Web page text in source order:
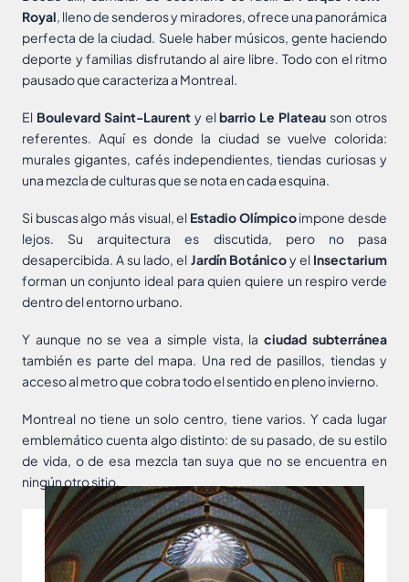
Royal, lleno de senderos y miradores, ofrece una panorámica
perfecta de la ciudad. Suele haber músicos, gente haciendo
deporte y familias disfrutando al aire libre. Todo con el ritmo
pausado que caracteriza a Montreal.
El Boulevard Saint-Laurenty elbarrio Le Plateau son otros
referentes. Aquí es donde la ciudad se vuelve colorida:
murales gigantes, cafés independientes, tiendas curiosas y
una mezcla de culturas que se nota en cada esquina.
Si buscas algo más visual, el Estadio Olímpicoimpone desde
lejos. Su arquitectura es discutida, pero no pasa
desapercibida. A su lado, el Jardín Botánicoy el Insectarium
forman un conjunto ideal para quien quiere un respiro verde
dentro del entorno urbano.
Y aunque no se vea a simple vista, laciudad subterránea
también es parte del mapa. Una red de pasillos, tiendas y
acceso al metro que cobra todo el sentido en pleno invierno.
Montreal no tiene un solo centro, tiene varios. Y cada lugar
emblemático cuenta algo distinto: de su pasado, de su estilo
de vida, o de esa mezcla tan suya que no se encuentra en
ningún otro sitio.